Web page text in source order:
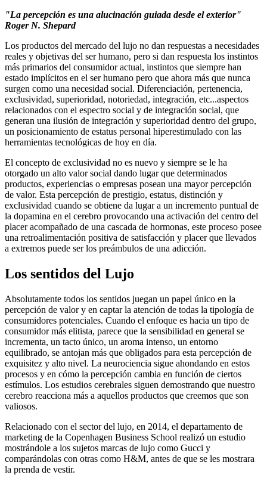
"La percepción es una alucinación guiada desde el exterior"
Roger N. Shepard
Los productos del mercado del lujo no dan respuestas a necesidades
reales y objetivas del ser humano, pero si dan respuesta los instintos
más primarios del consumidor actual, instintos que siempre han
estado implícitos en el ser humano pero que ahora más que nunca
surgen como una necesidad social. Diferenciación, pertenencia,
exclusividad, superioridad, notoriedad, integración, etc...aspectos
relacionados con el espectro social y de integración social, que
generan una ilusión de integración y superioridad dentro del grupo,
un posicionamiento de estatus personal hiperestimulado con las
herramientas tecnológicas de hoy en día.
El concepto de exclusividad no es nuevo y siempre se le ha
otorgado un alto valor social dando lugar que determinados
productos, experiencias o empresas posean una mayor percepción
de valor. Esta percepción de prestigio, estatus, distinción y
exclusividad cuando se obtiene da lugar a un incremento puntual de
la dopamina en el cerebro provocando una activación del centro del
placer acompañado de una cascada de hormonas, este proceso posee
una retroalimentación positiva de satisfacción y placer que llevados
a extremos puede ser los preámbulos de una adicción.
Los sentidos del Lujo
Absolutamente todos los sentidos juegan un papel único en la
percepción de valor y en captar la atención de todas la tipología de
consumidores potenciales. Cuando el enfoque es hacia un tipo de
consumidor más elitista, parece que la sensibilidad en general se
incrementa, un tacto único, un aroma intenso, un entorno
equilibrado, se antojan más que obligados para esta percepción de
exquisitez y alto nivel. La neurociencia sigue ahondando en estos
procesos y en cómo la percepción cambia en función de ciertos
estímulos. Los estudios cerebrales siguen demostrando que nuestro
cerebro reacciona más a aquellos productos que creemos que son
valiosos.
Relacionado con el sector del lujo, en 2014, el departamento de
marketing de la Copenhagen Business School realizó un estudio
mostrándole a los sujetos marcas de lujo como Gucci y
comparándolas con otras como H&M, antes de que se les mostrara
la prenda de vestir.